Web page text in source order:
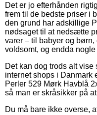
Det er jo efterhånden
frem til de bedste priser i
den grund har adskillige
nødsaget til at nedsætte
varer – til babyer og
voldsomt, og endda
Det kan dog trods alt
internet shops i Danmark
Perler 529 Mørk Havblå
så man er skråsikker på
Du må bare ikke overse,